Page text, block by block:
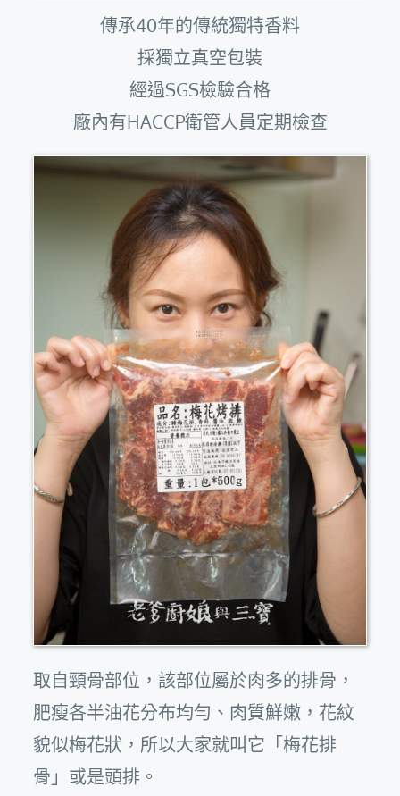
傳承40年的傳統獨特香料
採獨立真空包裝
經過SGS檢驗合格
廠內有HACCP衛管人員定期檢查
取自頸骨部位，該部位屬於肉多的排骨，
肥瘦各半油花分布均勻、肉質鮮嫩，花紋
貌似梅花狀，所以大家就叫它「梅花排
骨」或是頭排。